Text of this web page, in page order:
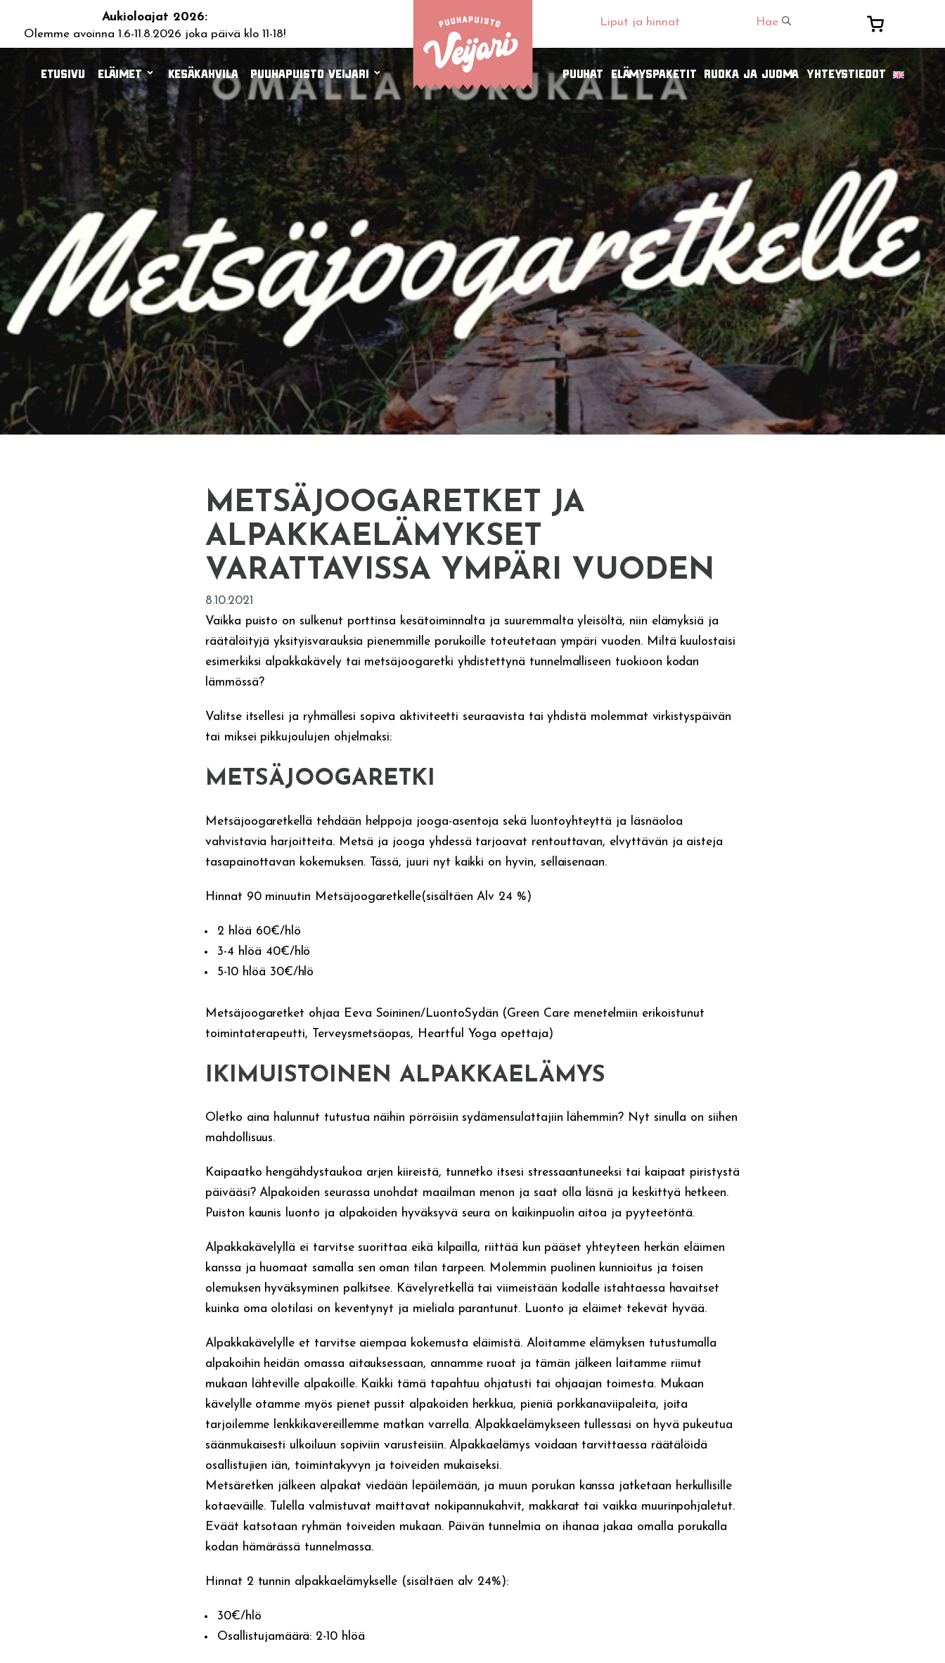
Aukioloajat 2026:
Olemme avoinna 1.6-11.8.2026 joka päivä klo 11-18!
Liput ja hinnat Hae
Etusivu Eläimet Kesäkahvila Puuhapuisto Veijari Puuhat Elämyspaketit Ruoka ja juoma Yhteystiedot
METSÄJOOGARETKET JA
ALPAKKAELÄMYKSET
VARATTAVISSA YMPÄRI VUODEN
8.10.2021
Vaikka puisto on sulkenut porttinsa kesätoiminnalta ja suuremmalta yleisöltä, niin elämyksiä ja
räätälöityjä yksityisvarauksia pienemmille porukoille toteutetaan ympäri vuoden. Miltä kuulostaisi
esimerkiksi alpakkakävely tai metsäjoogaretki yhdistettynä tunnelmalliseen tuokioon kodan
lämmössä?
Valitse itsellesi ja ryhmällesi sopiva aktiviteetti seuraavista tai yhdistä molemmat virkistyspäivän
tai miksei pikkujoulujen ohjelmaksi:
METSÄJOOGARETKI
Metsäjoogaretkellä tehdään helppoja jooga-asentoja sekä luontoyhteyttä ja läsnäoloa
vahvistavia harjoitteita. Metsä ja jooga yhdessä tarjoavat rentouttavan, elvyttävän ja aisteja
tasapainottavan kokemuksen. Tässä, juuri nyt kaikki on hyvin, sellaisenaan.
Hinnat 90 minuutin Metsäjoogaretkelle(sisältäen Alv 24 %)
2 hlöä 60€/hlö
3-4 hlöä 40€/hlö
5-10 hlöä 30€/hlö
Metsäjoogaretket ohjaa Eeva Soininen/LuontoSydän (Green Care menetelmiin erikoistunut
toimintaterapeutti, Terveysmetsäopas, Heartful Yoga opettaja)
IKIMUISTOINEN ALPAKKAELÄMYS
Oletko aina halunnut tutustua näihin pörröisiin sydämensulattajiin lähemmin? Nyt sinulla on siihen
mahdollisuus.
Kaipaatko hengähdystaukoa arjen kiireistä, tunnetko itsesi stressaantuneeksi tai kaipaat piristystä
päivääsi? Alpakoiden seurassa unohdat maailman menon ja saat olla läsnä ja keskittyä hetkeen.
Puiston kaunis luonto ja alpakoiden hyväksyvä seura on kaikinpuolin aitoa ja pyyteetöntä.
Alpakkakävelyllä ei tarvitse suorittaa eikä kilpailla, riittää kun pääset yhteyteen herkän eläimen
kanssa ja huomaat samalla sen oman tilan tarpeen. Molemmin puolinen kunnioitus ja toisen
olemuksen hyväksyminen palkitsee. Kävelyretkellä tai viimeistään kodalle istahtaessa havaitset
kuinka oma olotilasi on keventynyt ja mieliala parantunut. Luonto ja eläimet tekevät hyvää.
Alpakkakävelylle et tarvitse aiempaa kokemusta eläimistä. Aloitamme elämyksen tutustumalla
alpakoihin heidän omassa aitauksessaan, annamme ruoat ja tämän jälkeen laitamme riimut
mukaan lähteville alpakoille. Kaikki tämä tapahtuu ohjatusti tai ohjaajan toimesta. Mukaan
kävelylle otamme myös pienet pussit alpakoiden herkkua, pieniä porkkanaviipaleita, joita
tarjoilemme lenkkikavereillemme matkan varrella. Alpakkaelämykseen tullessasi on hyvä pukeutua
säänmukaisesti ulkoiluun sopiviin varusteisiin. Alpakkaelämys voidaan tarvittaessa räätälöidä
osallistujien iän, toimintakyvyn ja toiveiden mukaiseksi.
Metsäretken jälkeen alpakat viedään lepäilemään, ja muun porukan kanssa jatketaan herkullisille
kotaeväille. Tulella valmistuvat maittavat nokipannukahvit, makkarat tai vaikka muurinpohjaletut.
Eväät katsotaan ryhmän toiveiden mukaan. Päivän tunnelmia on ihanaa jakaa omalla porukalla
kodan hämärässä tunnelmassa.
Hinnat 2 tunnin alpakkaelämykselle (sisältäen alv 24%):
30€/hlö
Osallistujamäärä: 2-10 hlöä